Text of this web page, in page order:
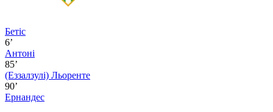
Бетіс
6’
Антоні
85’
(Еззалзулі) Льоренте
90’
Ернандес